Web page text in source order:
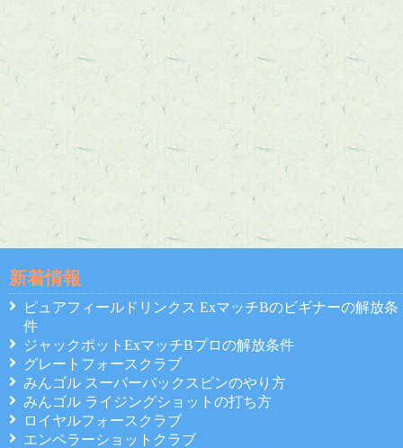
新着情報
ピュアフィールドリンクス ExマッチBのビギナーの解放条
件
ジャックポットExマッチBプロの解放条件
グレートフォースクラブ
みんゴル スーパーバックスピンのやり方
みんゴル ライジングショットの打ち方
ロイヤルフォースクラブ
エンペラーショットクラブ